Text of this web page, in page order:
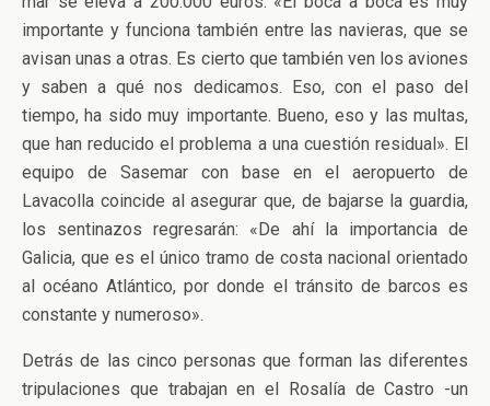
importante y funciona también entre las navieras, que se
avisan unas a otras. Es cierto que también ven los aviones
y saben a qué nos dedicamos. Eso, con el paso del
tiempo, ha sido muy importante. Bueno, eso y las multas,
que han reducido el problema a una cuestión residual». El
equipo de Sasemar con base en el aeropuerto de
Lavacolla coincide al asegurar que, de bajarse la guardia,
los sentinazos regresarán: «De ahí la importancia de
Galicia, que es el único tramo de costa nacional orientado
al océano Atlántico, por donde el tránsito de barcos es
constante y numeroso».
Detrás de las cinco personas que forman las diferentes
tripulaciones que trabajan en el Rosalía de Castro -un